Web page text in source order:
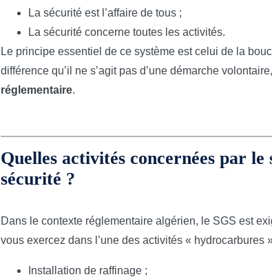
La sécurité est l’affaire de tous ;
La sécurité concerne toutes les activités.
Le principe essentiel de ce système est celui de la
différence qu’il ne s’agit pas d’une démarche
réglementaire.
Quelles activités concernées par le
sécurité ?
Dans le contexte réglementaire algérien, le SGS est
vous exercez dans l’une des activités « hydrocarbures
Installation de raffinage ;